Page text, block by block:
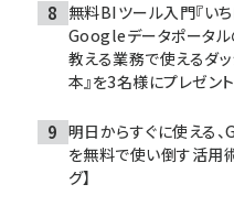
無料BIツール入門『い
Googleデータポータ
教える業務で使えるダ
本』を3名様にプレゼント
明日からすぐに使え
を無料で使い倒す活用
グ】